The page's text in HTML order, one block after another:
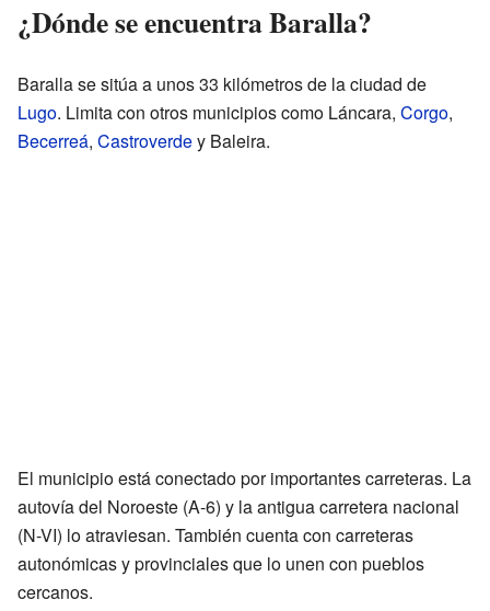
¿Dónde se encuentra Baralla?
Baralla se sitúa a unos 33 kilómetros de la ciudad de
Lugo. Limita con otros municipios como Láncara, Corgo,
Becerreá, Castroverdey Baleira.
El municipio está conectado por importantes carreteras. La
autovía del Noroeste (A-6) y la antigua carretera nacional
(N-VI) lo atraviesan. También cuenta con carreteras
autonómicas y provinciales que lo unen con pueblos
cercanos.